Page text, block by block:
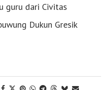
guru dari Civitas
Dukun Gresik